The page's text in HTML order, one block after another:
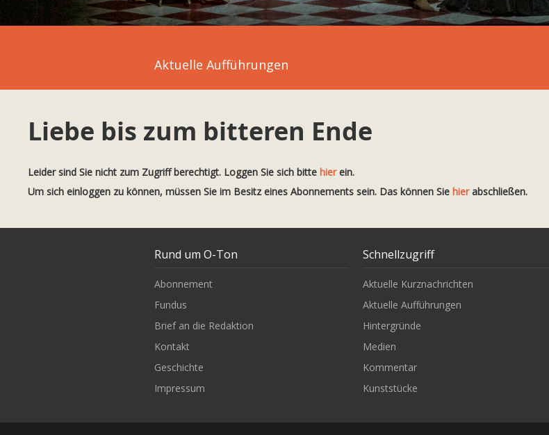
Aktuelle Aufführungen
Liebe bis zum bitteren Ende
Leider sind Sie nicht zum Zugriff berechtigt. Loggen Sie sich bitte hierein.
Um sich einloggen zu können, müssen Sie im Besitz eines Abonnements sein. Das können Sie hierabschließen.
Rund um O-Ton
Abonnement
Fundus
Brief an die Redaktion
Kontakt
Geschichte
Impressum
Schnellzugriff
Aktuelle Kurznachrichten
Aktuelle Aufführungen
Hintergründe
Medien
Kommentar
Kunststücke